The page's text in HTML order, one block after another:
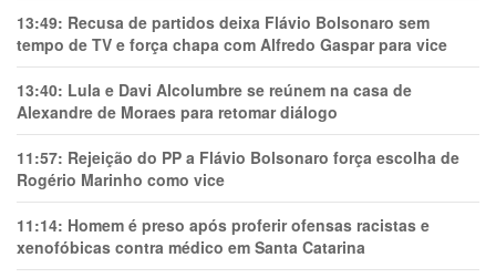
13:49: Recusa de partidos deixa Flávio Bolsonaro sem
tempo de TV e força chapa com Alfredo Gaspar para vice
13:40: Lula e Davi Alcolumbre se reúnem na casa de
Alexandre de Moraes para retomar diálogo
11:57: Rejeição do PP a Flávio Bolsonaro força escolha de
Rogério Marinho como vice
11:14: Homem é preso após proferir ofensas racistas e
xenofóbicas contra médico em Santa Catarina